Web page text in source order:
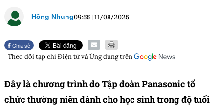
Hồng Nhung09:55 |11/08/2025
Chia sẻ
Theo dõi tạp chíĐiện tử và Ứng dụngtrên
Đây là chương trình do Tập đoàn Panasonic tổ
chức thường niên dành cho học sinh trong độ tuổi